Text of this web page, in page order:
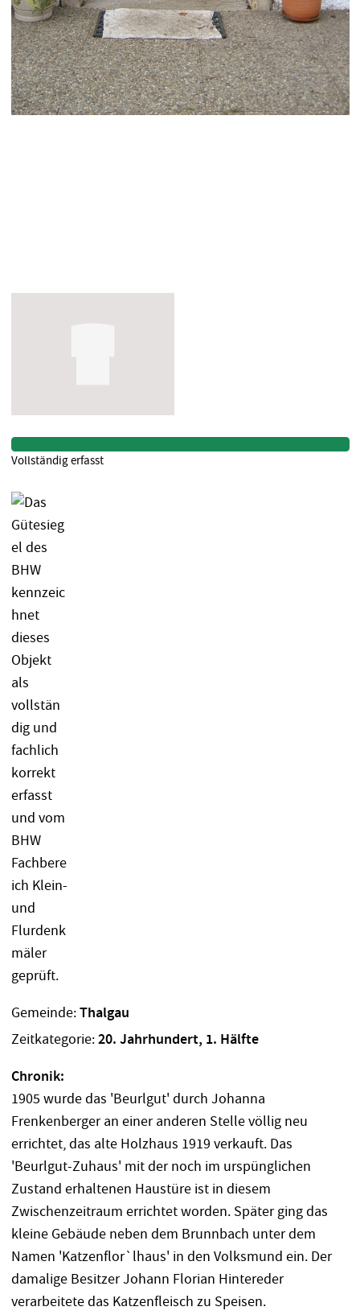
Gemeinde:Thalgau
Zeitkategorie:20. Jahrhundert, 1. Hälfte
Chronik:
1905 wurde das 'Beurlgut' durch Johanna
Frenkenberger an einer anderen Stelle völlig neu
errichtet, das alte Holzhaus 1919 verkauft. Das
'Beurlgut-Zuhaus' mit der noch im urspünglichen
Zustand erhaltenen Haustüre ist in diesem
Zwischenzeitraum errichtet worden. Später ging das
kleine Gebäude neben dem Brunnbach unter dem
Namen 'Katzenflor`lhaus' in den Volksmund ein. Der
damalige Besitzer Johann Florian Hintereder
verarbeitete das Katzenfleisch zu Speisen.
Vollständig erfasst